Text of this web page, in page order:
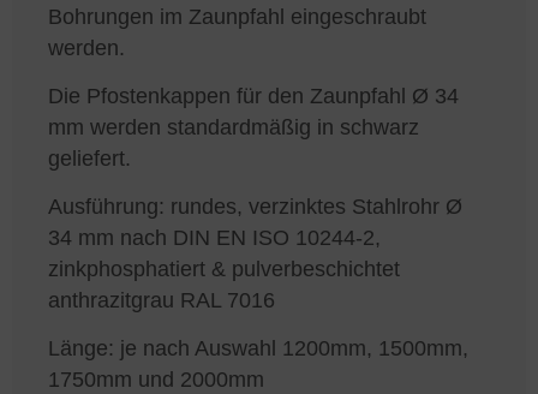
Bohrungen im Zaunpfahl eingeschraubt
werden.
Die Pfostenkappen für den Zaunpfahl Ø 34
mm werden standardmäßig in schwarz
geliefert.
Ausführung: rundes, verzinktes Stahlrohr Ø
34 mm nach DIN EN ISO 10244-2,
zinkphosphatiert & pulverbeschichtet
anthrazitgrau RAL 7016
Länge: je nach Auswahl 1200mm, 1500mm,
1750mm und 2000mm